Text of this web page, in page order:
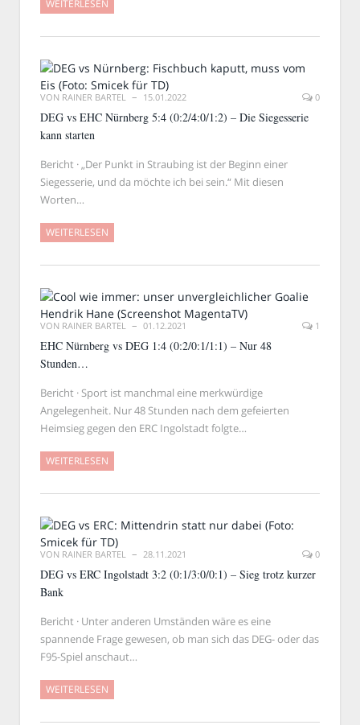
WEITERLESEN
VON RAINER BARTEL 15.01.2022 0
DEG vs EHC Nürnberg 5:4 (0:2/4:0/1:2) – Die Siegesserie
kann starten
Bericht · „Der Punkt in Straubing ist der Beginn einer
Siegesserie, und da möchte ich bei sein.“ Mit diesen
Worten…
WEITERLESEN
VON RAINER BARTEL 01.12.2021 1
EHC Nürnberg vs DEG 1:4 (0:2/0:1/1:1) – Nur 48
Stunden…
Bericht · Sport ist manchmal eine merkwürdige
Angelegenheit. Nur 48 Stunden nach dem gefeierten
Heimsieg gegen den ERC Ingolstadt folgte…
WEITERLESEN
VON RAINER BARTEL 28.11.2021 0
DEG vs ERC Ingolstadt 3:2 (0:1/3:0/0:1) – Sieg trotz kurzer
Bank
Bericht · Unter anderen Umständen wäre es eine
spannende Frage gewesen, ob man sich das DEG- oder das
F95-Spiel anschaut…
WEITERLESEN